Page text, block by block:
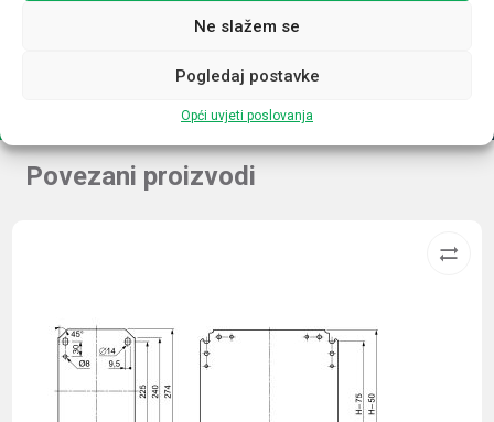
Ne slažem se
Pogledaj postavke
Opći uvjeti poslovanja
Povezani proizvodi